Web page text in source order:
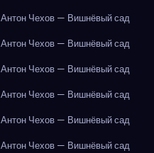
Антон Чехов — Вишнёвый сад
Антон Чехов — Вишнёвый сад
Антон Чехов — Вишнёвый сад
Антон Чехов — Вишнёвый сад
Антон Чехов — Вишнёвый сад
Антон Чехов — Вишнёвый сад